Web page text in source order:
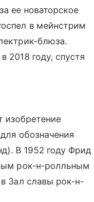
ее новаторское
в мейнстрим
блюза.
2018 году, спустя
обозначения
В 1952 году Фрид
рок-н-ролльным
Зал славы рок-н-